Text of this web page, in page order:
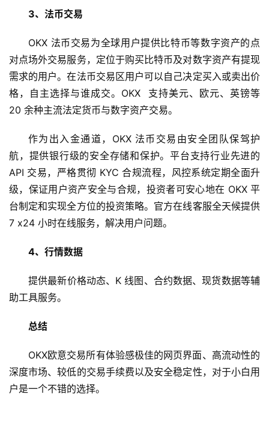
3、法币交易
OKX 法币交易为全球用户提供比特币等数字资产的点
对点场外交易服务，定位于购买比特币及对数字资产有提现
需求的用户。在法币交易区用户可以自己决定买入或卖出价
格，自主选择与谁成交。OKX  支持美元、欧元、英镑等
20 余种主流法定货币与数字资产交易。
作为出入金通道，OKX 法币交易由安全团队保驾护
航，提供银行级的安全存储和保护。平台支持行业先进的
API 交易，严格贯彻 KYC 合规流程，风控系统定期全面升
级，保证用户资产安全与合规，投资者可安心地在 OKX 平
台制定和实现全方位的投资策略。官方在线客服全天候提供
7 x24 小时在线服务，解决用户问题。
4、行情数据
提供最新价格动态、K 线图、合约数据、现货数据等辅
助工具服务。
总结
OKX欧意交易所有体验感极佳的网页界面、高流动性的
深度市场、较低的交易手续费以及安全稳定性，对于小白用
户是一个不错的选择。